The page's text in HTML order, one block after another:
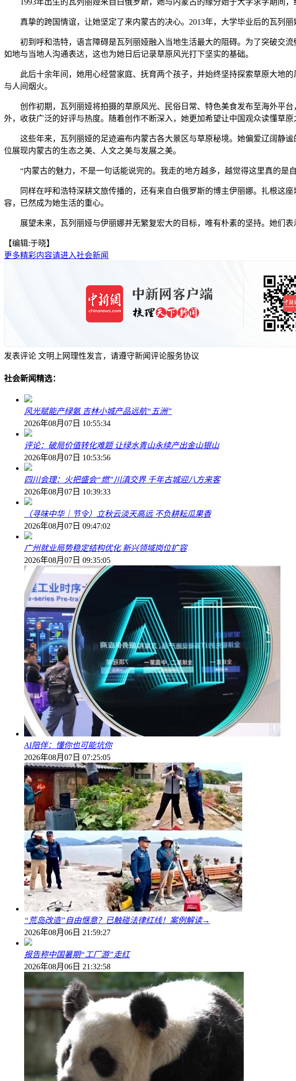
真挚的跨国情谊，让她坚定了来内蒙古的决心。2013年，大学毕业后的瓦列丽
初到呼和浩特，语言障碍是瓦列丽娅融入当地生活最大的阻碍。为了突破交流
如地与当地人沟通表达，这也为她日后记录草原风光打下坚实的基础。
此后十余年间，她用心经营家庭、抚育两个孩子，并始终坚持探索草原大地的
与人间烟火。
创作初期，瓦列丽娅将拍摄的草原风光、民俗日常、特色美食发布至海外平台
外，收获广泛的好评与热度。随着创作不断深入，她更加希望让中国观众读懂草
这些年来，瓦列丽娅的足迹遍布内蒙古各大景区与草原秘境。她偏爱辽阔静谧
位展现内蒙古的生态之美、人文之美与发展之美。
“内蒙古的魅力，不是一句话能说完的。我走的地方越多，越觉得这里真的是
同样在呼和浩特深耕文旅传播的，还有来自白俄罗斯的博主伊丽娜。扎根这座
容，已然成为她生活的重心。
展望未来，瓦列丽娅与伊丽娜并无繁复宏大的目标，唯有朴素的坚持。她们表
【编辑:于晓】
更多精彩内容请进入社会新闻
发表评论 文明上网理性发言，请遵守新闻评论服务协议
社会新闻精选：
风光赋能产绿氨 吉林小城产品远航“五洲”
2026年08月07日 10:55:34
评论：破局价值转化难题 让绿水青山永续产出金山银山
2026年08月07日 10:53:56
四川会理：火把盛会“燃”川滇交界 千年古城迎八方来客
2026年08月07日 10:39:33
（寻味中华｜节令）立秋云淡天高远 不负耕耘瓜果香
2026年08月07日 09:47:02
广州就业局势稳定结构优化 新兴领域岗位扩容
2026年08月07日 09:35:05
AI陪伴：懂你也可能坑你
2026年08月07日 07:25:05
“荒岛改造”自由惬意？已触碰法律红线！案例解读→
2026年08月06日 21:59:27
报告称中国暑期“工厂游”走红
2026年08月06日 21:32:58